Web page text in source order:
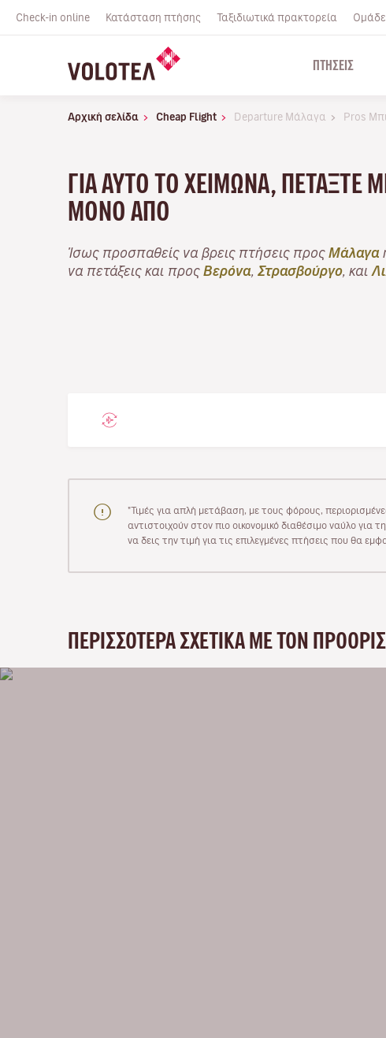
Check-in online Κατάσταση πτήσης Ταξιδιωτικά πρακτορεία
ΠΤΉΣΕΙΣ
Αρχική σελίδα Cheap Flight Departure Μάλαγα Pros
ΓΙΑ ΑΥΤΌ ΤΟ ΧΕΙΜΏΝΑ, ΠΕΤΆΞΤΕ
ΜΌΝΟ ΑΠΌ
Ίσως προσπαθείς να βρεις πτήσεις προς Μάλαγα
να πετάξεις και προς Βερόνα Στρασβούργο , και
"Τιμές για απλή μετάβαση, με τους φόρους,
αντιστοιχούν στον πιο οικονομικό διαθέσιμο ναύλο για
να δεις την τιμή για τις επιλεγμένες πτήσεις που θα
ΠΕΡΙΣΣΌΤΕΡΑ ΣΧΕΤΙΚΆ ΜΕ ΤΟΝ